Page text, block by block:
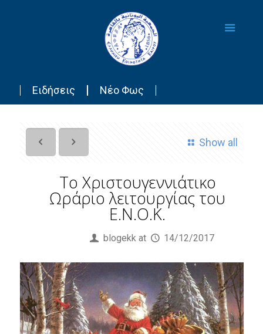
Ειδήσεις Νέο Φως
Show all
Το Χριστουγεννιάτικο
Ωράριο λειτουργίας του
Ε.Ν.Ο.Κ.
blogekk at 14/12/2017